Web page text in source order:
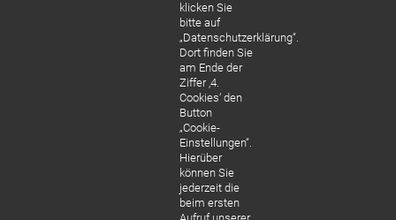
klicken Sie
bitte auf
„Datenschutzerklärung“.
Dort finden Sie
am Ende der
Ziffer ‚4.
Cookies‘ den
Button
„Cookie-
Einstellungen“.
Hierüber
können Sie
jederzeit die
beim ersten